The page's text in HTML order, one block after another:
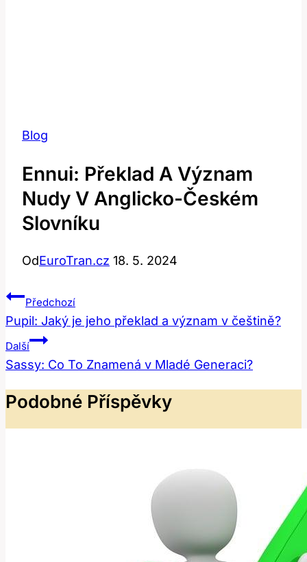
Blog
Ennui: Překlad A Význam
Nudy V Anglicko-Českém
Slovníku
OdEuroTran.cz 18. 5. 2024
Navigace
Pro
Příspěvek
Předchozí
Pupil: Jaký je jeho překlad a význam v češtině?
Další
Sassy: Co To Znamená v Mladé Generaci?
Podobné Příspěvky